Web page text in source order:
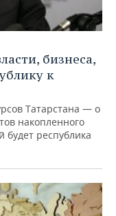
бизнеса,
к
Татарстана — о
накопленного
будет республика